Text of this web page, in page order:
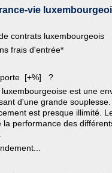
vie
contrats luxembourgeois
frais d'entrée*
[+%] ?
est une
d'une grande
est presque illimité.
la performance des